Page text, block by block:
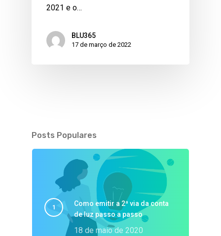
2021 e o…
BLU365
17 de março de 2022
Posts Populares
Como emitir a 2ª via da conta
de luz passo a passo
18 de maio de 2020